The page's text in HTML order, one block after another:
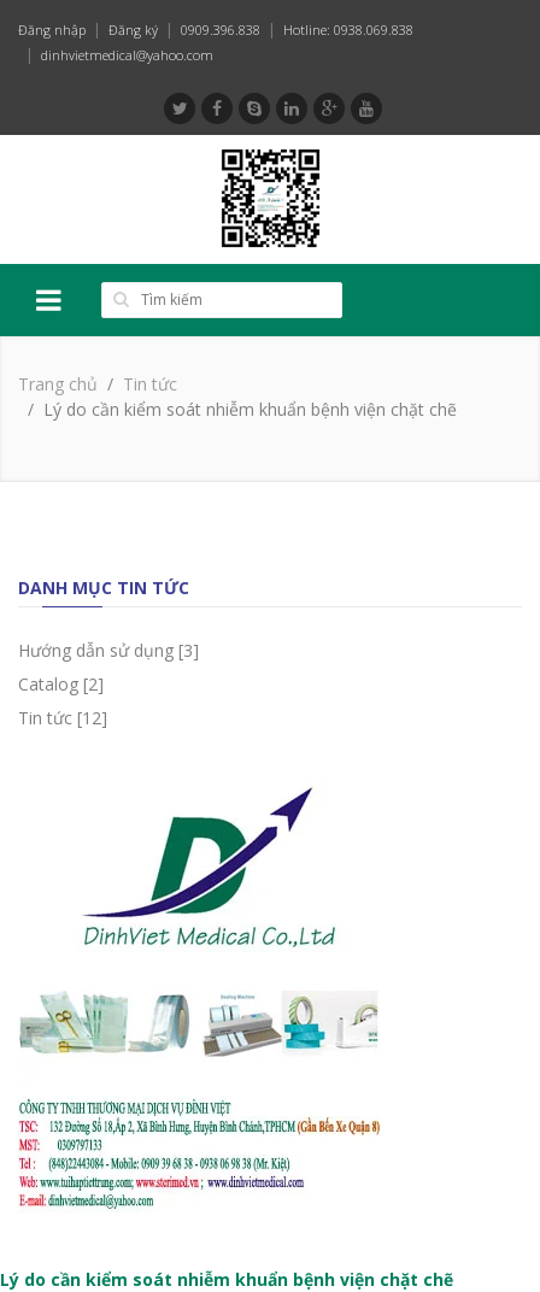
Đăng nhập Đăng ký 0909.396.838
Hotline: 0938.069.838
dinhvietmedical@yahoo.com
Trang chủ
Tin tức
Lý do cần kiểm soát nhiễm khuẩn bệnh viện chặt chẽ
DANH MỤC TIN TỨC
Hướng dẫn sử dụng [3]
Catalog [2]
Tin tức [12]
Lý do cần kiểm soát nhiễm khuẩn bệnh viện chặt chẽ